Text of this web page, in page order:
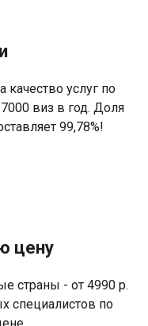
качество услуг по
виз в год. Доля
99,78%!
цену
страны - от 4990 р.
специалистов по